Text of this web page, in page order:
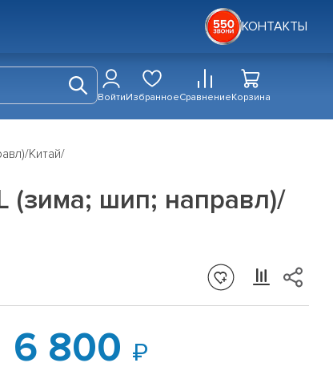
КОНТАКТЫ
ВойтиИзбранноеСравнениеКорзина
Китай/
(зима; шип; направл)/
6 800